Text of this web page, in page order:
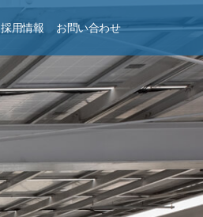
採用情報 お問い合わせ